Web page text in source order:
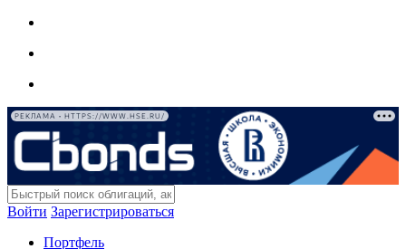
РЕКЛАМА • HTTPS://WWW.HSE.RU/
Войти Зарегистрироваться
Портфель